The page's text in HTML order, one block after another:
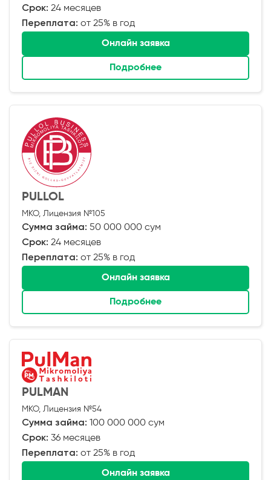
Срок: 24 месяцев
Переплата: от 25% в год
Онлайн заявка
Подробнее
PULLOL
МКО, Лицензия №105
Сумма займа: 50 000 000 сум
Срок: 24 месяцев
Переплата: от 25% в год
Онлайн заявка
Подробнее
PULMAN
МКО, Лицензия №54
Сумма займа: 100 000 000 сум
Срок: 36 месяцев
Переплата: от 25% в год
Онлайн заявка